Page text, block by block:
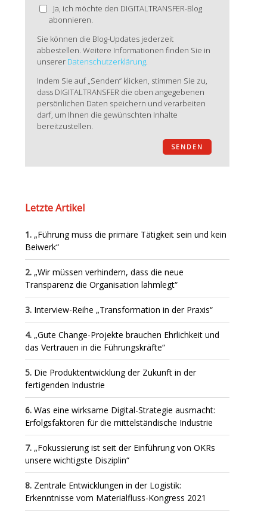
Ja, ich möchte den DIGITALTRANSFER-Blog
abonnieren.
Sie können die Blog-Updates jederzeit
abbestellen. Weitere Informationen finden Sie in
unserer Datenschutzerklärung.
Indem Sie auf „Senden“ klicken, stimmen Sie zu,
dass DIGITALTRANSFER die oben angegebenen
persönlichen Daten speichern und verarbeiten
darf, um Ihnen die gewünschten Inhalte
bereitzustellen.
Letzte Artikel
„Führung muss die primäre Tätigkeit sein und kein
Beiwerk“
„Wir müssen verhindern, dass die neue
Transparenz die Organisation lahmlegt“
Interview-Reihe „Transformation in der Praxis“
„Gute Change-Projekte brauchen Ehrlichkeit und
das Vertrauen in die Führungskräfte“
Die Produktentwicklung der Zukunft in der
fertigenden Industrie
Was eine wirksame Digital-Strategie ausmacht:
Erfolgsfaktoren für die mittelständische Industrie
„Fokussierung ist seit der Einführung von OKRs
unsere wichtigste Disziplin“
Zentrale Entwicklungen in der Logistik:
Erkenntnisse vom Materialfluss-Kongress 2021